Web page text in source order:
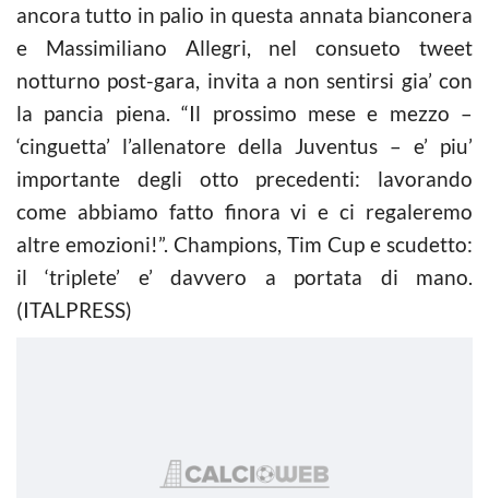
ancora tutto in palio in questa annata bianconera
e Massimiliano Allegri, nel consueto tweet
notturno post-gara, invita a non sentirsi gia’ con
la pancia piena. “Il prossimo mese e mezzo –
‘cinguetta’ l’allenatore della Juventus – e’ piu’
importante degli otto precedenti: lavorando
come abbiamo fatto finora vi e ci regaleremo
altre emozioni!”. Champions, Tim Cup e scudetto:
il ‘triplete’ e’ davvero a portata di mano.
(ITALPRESS)